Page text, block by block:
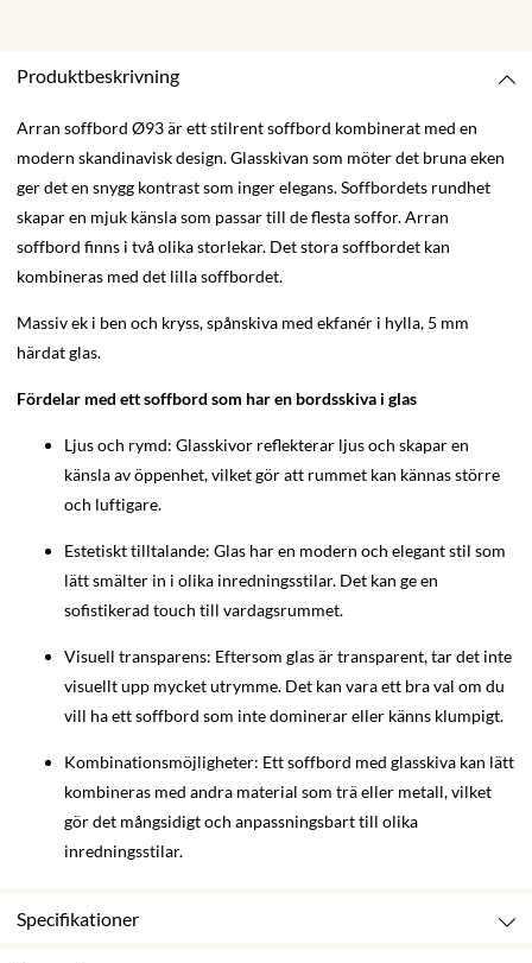
Produktbeskrivning
Arran soffbord Ø93 är ett stilrent soffbord kombinerat med en
modern skandinavisk design. Glasskivan som möter det bruna eken
ger det en snygg kontrast som inger elegans. Soffbordets rundhet
skapar en mjuk känsla som passar till de flesta soffor. Arran
soffbord finns i två olika storlekar. Det stora soffbordet kan
kombineras med det lilla soffbordet.
Massiv ek i ben och kryss, spånskiva med ekfanér i hylla, 5 mm
härdat glas.
Fördelar med ett soffbord som har en bordsskiva i glas
Ljus och rymd: Glasskivor reflekterar ljus och skapar en
känsla av öppenhet, vilket gör att rummet kan kännas större
och luftigare.
Estetiskt tilltalande: Glas har en modern och elegant stil som
lätt smälter in i olika inredningsstilar. Det kan ge en
sofistikerad touch till vardagsrummet.
Visuell transparens: Eftersom glas är transparent, tar det inte
visuellt upp mycket utrymme. Det kan vara ett bra val om du
vill ha ett soffbord som inte dominerar eller känns klumpigt.
Kombinationsmöjligheter: Ett soffbord med glasskiva kan lätt
kombineras med andra material som trä eller metall, vilket
gör det mångsidigt och anpassningsbart till olika
inredningsstilar.
Specifikationer